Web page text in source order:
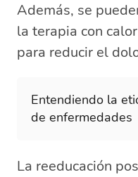
Además, se
la terapia con
para reducir el
Entendiendo la
de enfermedades
La reeducación